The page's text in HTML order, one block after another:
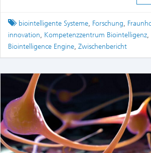
Tagged
biointelligente Systeme, Forschung,
innovation, Kompetenzzentrum Biointelligenz,
Biointelligence Engine, Zwischenbericht